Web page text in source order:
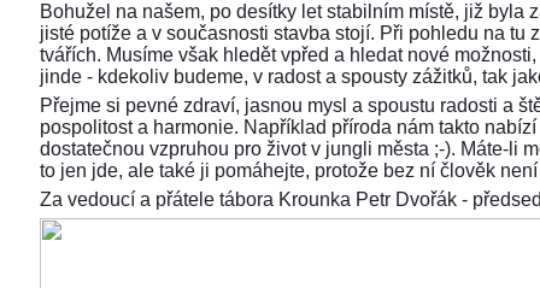
Bohužel na našem, po desítky let stabilním místě, již byla
jisté potíže a v současnosti stavba stojí. Při pohledu na tu
tvářích. Musíme však hledět vpřed a hledat nové
jinde - kdekoliv budeme, v radost a spousty zážitků, tak
Přejme si pevné zdraví, jasnou mysl a spoustu radosti a
pospolitost a harmonie. Například příroda nám takto
dostatečnou vzpruhou pro život v jungli města ;-). Máte-li
to jen jde, ale také ji pomáhejte, protože bez ní člověk
Za vedoucí a přátele tábora Krounka Petr Dvořák -